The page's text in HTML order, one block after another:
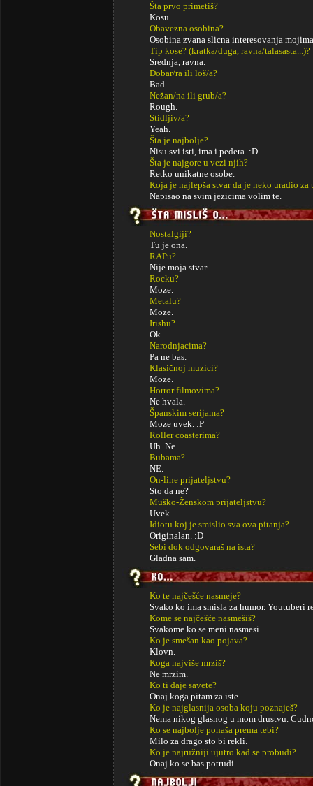
Šta prvo primetiš?
Kosu.
Obavezna osobina?
Osobina zvana slicna interesovanja
Tip kose? (kratka/duga, ravna/talasasta...)?
Srednja, ravna.
Dobar/ra ili loš/a?
Bad.
Nežan/na ili grub/a?
Rough.
Stidljiv/a?
Yeah.
Šta je najbolje?
Nisu svi isti, ima i pedera. :D
Šta je najgore u vezi njih?
Retko unikatne osobe.
Koja je najlepša stvar da je neko uradio za
Napisao na svim jezicima volim te.
Nostalgiji?
Tu je ona.
RAPu?
Nije moja stvar.
Rocku?
Moze.
Metalu?
Moze.
Irishu?
Ok.
Narodnjacima?
Pa ne bas.
Klasičnoj muzici?
Moze.
Horror filmovima?
Ne hvala.
Španskim serijama?
Moze uvek. :P
Roller coasterima?
Uh. Ne.
Bubama?
NE.
On-line prijateljstvu?
Sto da ne?
Muško-Ženskom prijateljstvu?
Uvek.
Idiotu koj je smislio sva ova pitanja?
Originalan. :D
Sebi dok odgovaraš na ista?
Gladna sam.
Ko te najčešće nasmeje?
Svako ko ima smisla za humor. Youtuberi
Kome se najčešće nasmešiš?
Svakome ko se meni nasmesi.
Ko je smešan kao pojava?
Klovn.
Koga najviše mrziš?
Ne mrzim.
Ko ti daje savete?
Onaj koga pitam za iste.
Ko je najglasnija osoba koju poznaješ?
Nema nikog glasnog u mom drustvu.
Ko se najbolje ponaša prema tebi?
Milo za drago sto bi rekli.
Ko je najružniji ujutro kad se probudi?
Onaj ko se bas potrudi.